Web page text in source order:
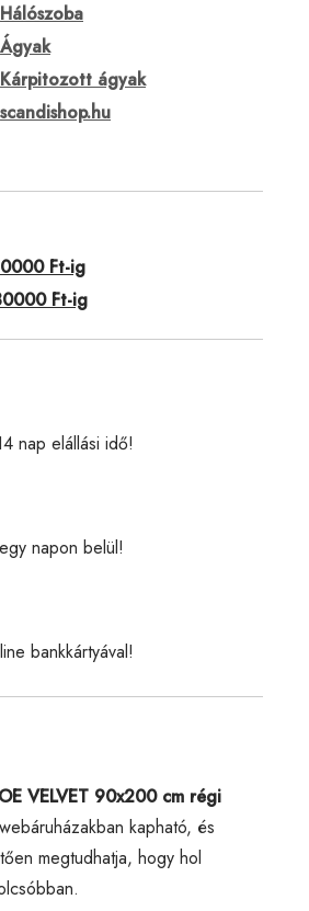
Hálószoba
Ágyak
Kárpitozott ágyak
scandishop.hu
Ft-ig
Ft-ig
nap elállási idő!
napon belül!
bankkártyával!
VELVET 90x200 cm régi
kapható, és
megtudhatja, hogy hol